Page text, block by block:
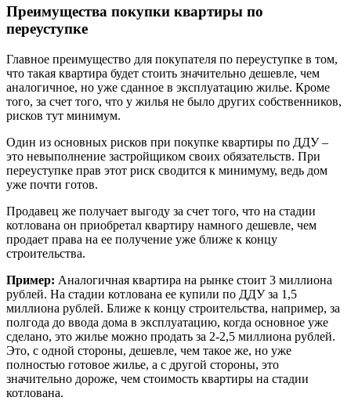
Преимущества покупки квартиры по
переуступке
Главное преимущество для покупателя по переуступке в том,
что такая квартира будет стоить значительно дешевле, чем
аналогичное, но уже сданное в эксплуатацию жилье. Кроме
того, за счет того, что у жилья не было других собственников,
рисков тут минимум.
Один из основных рисков при покупке квартиры по ДДУ –
это невыполнение застройщиком своих обязательств. При
переуступке прав этот риск сводится к минимуму, ведь дом
уже почти готов.
Продавец же получает выгоду за счет того, что на стадии
котлована он приобретал квартиру намного дешевле, чем
продает права на ее получение уже ближе к концу
строительства.
Пример: Аналогичная квартира на рынке стоит 3 миллиона
рублей. На стадии котлована ее купили по ДДУ за 1,5
миллиона рублей. Ближе к концу строительства, например, за
полгода до ввода дома в эксплуатацию, когда основное уже
сделано, это жилье можно продать за 2-2,5 миллиона рублей.
Это, с одной стороны, дешевле, чем такое же, но уже
полностью готовое жилье, а с другой стороны, это
значительно дороже, чем стоимость квартиры на стадии
котлована.